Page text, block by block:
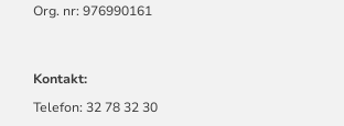
Org. nr: 976990161
Kontakt:
Telefon: 32 78 32 30